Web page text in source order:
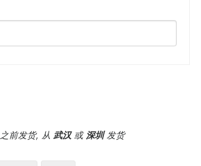
之前发货, 从武汉或 深圳发货